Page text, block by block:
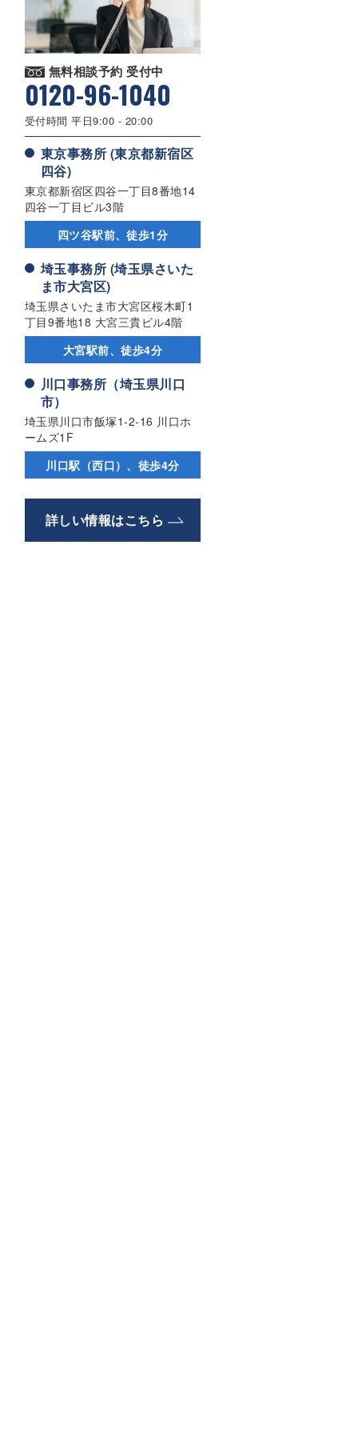
無料相談予約 受付中
0120-96-1040
受付時間 平日9:00 - 20:00
東京事務所 (東京都新宿区
四谷)
東京都新宿区四谷一丁目8番地14
四谷一丁目ビル3階
四ツ谷駅前、徒歩1分
埼玉事務所 (埼玉県さいた
ま市大宮区)
埼玉県さいたま市大宮区桜木町1
丁目9番地18 大宮三貴ビル4階
大宮駅前、徒歩4分
川口事務所（埼玉県川口
市）
埼玉県川口市飯塚1-2-16 川口ホ
ームズ1F
川口駅（西口）、徒歩4分
詳しい情報はこちら